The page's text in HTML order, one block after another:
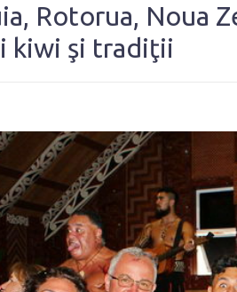
Rotorua, Noua
kiwi şi tradiţii